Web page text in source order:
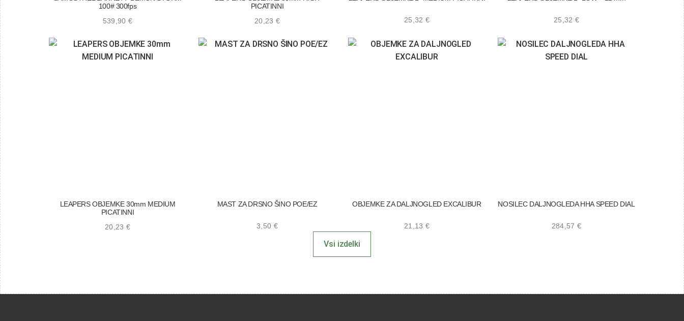
100# 300fps
539,90 €
PICATINNI
20,23 € 25,32 € 25,32 €
LEAPERS OBJEMKE 30mm MEDIUM
PICATINNI
20,23 €
MAST ZA DRSNO ŠINO POE/EZ
3,50 €
OBJEMKE ZA DALJNOGLED EXCALIBUR
21,13 €
NOSILEC DALJNOGLEDA HHA SPEED DIAL
284,57 €
Vsi izdelki